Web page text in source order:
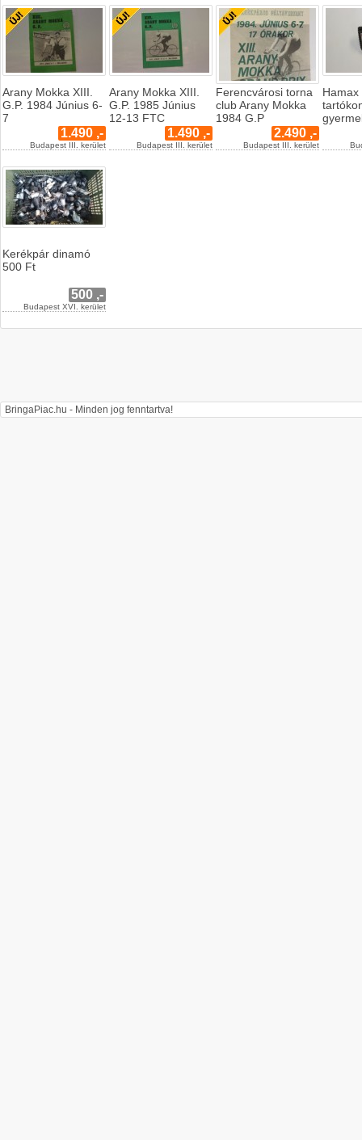
Arany Mokka XIII.
G.P. 1984 Június 6-
7
1.490 ,-
Budapest III. kerület
Arany Mokka XIII.
G.P. 1985 Június
12-13 FTC
1.490 ,-
Budapest III. kerület
Ferencvárosi torna
club Arany Mokka
1984 G.P
2.490 ,-
Budapest III. kerület
Kerékpár dinamó
500 Ft
500 ,-
Budapest XVI. kerület
BringaPiac.hu - Minden jog fenntartva!